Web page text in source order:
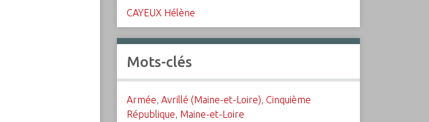
CAYEUX Hélène
Mots-clés
Armée,Avrillé (Maine-et-Loire),Cinquième
République, Maine-et-Loire